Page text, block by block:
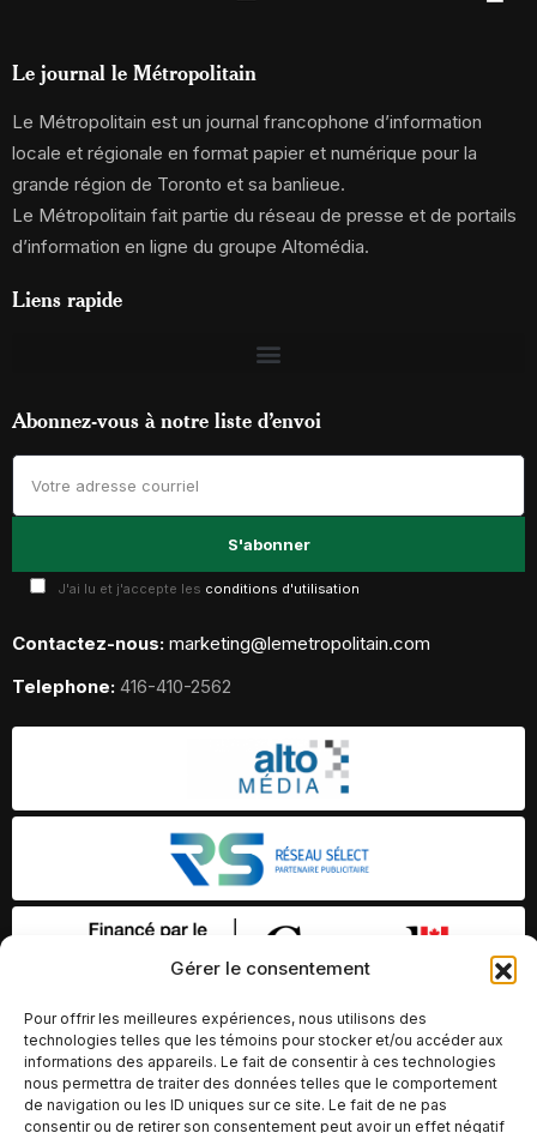
Gérer le consentement
Pour offrir les meilleures expériences, nous utilisons des
technologies telles que les témoins pour stocker et/ou accéder aux
informations des appareils. Le fait de consentir à ces technologies
nous permettra de traiter des données telles que le comportement
de navigation ou les ID uniques sur ce site. Le fait de ne pas
consentir ou de retirer son consentement peut avoir un effet négatif
Le journal le Métropolitain
Le Métropolitain est un journal francophone d’information
locale et régionale en format papier et numérique pour la
grande région de Toronto et sa banlieue.
Le Métropolitain fait partie du réseau de presse et de portails
d’information en ligne du groupe Altomédia.
Liens rapide
Abonnez-vous à notre liste d’envoi
J'ai lu et j'accepte les conditions d'utilisation
Contactez-nous: marketing@lemetropolitain.com
Telephone: 416-410-2562